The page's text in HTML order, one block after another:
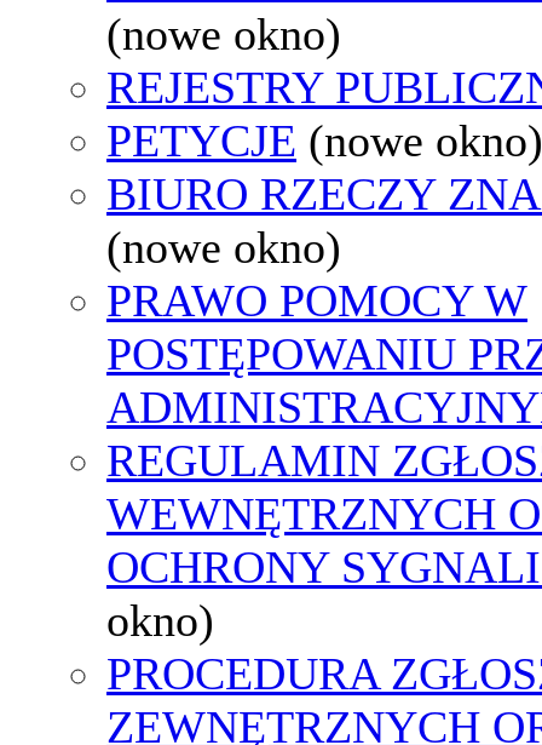
(nowe okno)
REJESTRY
PETYCJE (nowe okno)
BIURO RZECZY
(nowe okno)
PRAWO POMOCY W
POSTĘPOWANIU
REGULAMIN
WEWNĘTRZNYCH
OCHRONY
okno)
PROCEDURA
ZEWNĘTRZNYCH